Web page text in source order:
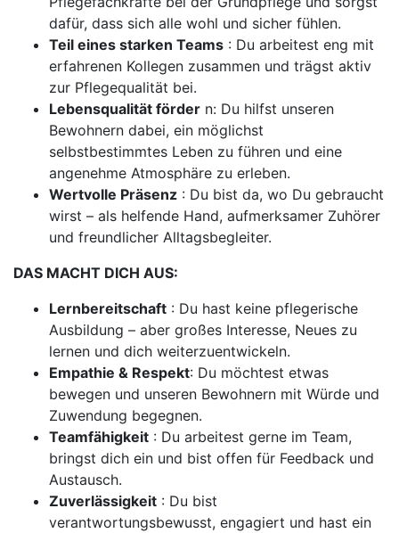
dafür, dass sich alle wohl und sicher fühlen.
Teil eines starken Teams : Du arbeitest eng mit
erfahrenen Kollegen zusammen und trägst aktiv
zur Pflegequalität bei.
Lebensqualität förder n: Du hilfst unseren
Bewohnern dabei, ein möglichst
selbstbestimmtes Leben zu führen und eine
angenehme Atmosphäre zu erleben.
Wertvolle Präsenz : Du bist da, wo Du gebraucht
wirst – als helfende Hand, aufmerksamer Zuhörer
und freundlicher Alltagsbegleiter.
DAS MACHT DICH AUS:
Lernbereitschaft : Du hast keine pflegerische
Ausbildung – aber großes Interesse, Neues zu
lernen und dich weiterzuentwickeln.
Empathie & Respekt: Du möchtest etwas
bewegen und unseren Bewohnern mit Würde und
Zuwendung begegnen.
Teamfähigkeit : Du arbeitest gerne im Team,
bringst dich ein und bist offen für Feedback und
Austausch.
Zuverlässigkeit : Du bist
verantwortungsbewusst, engagiert und hast ein